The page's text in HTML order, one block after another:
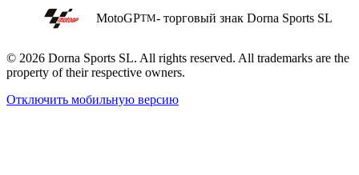
MotoGPTM- торговый знак Dorna Sports SL
© 2026 Dorna Sports SL. All rights reserved. All trademarks are the
property of their respective owners.
Отключить мобильную версию